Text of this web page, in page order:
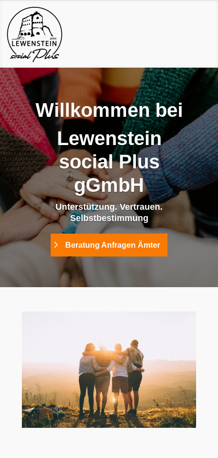
Willkommen bei
Lewenstein
social Plus
gGmbH
Unterstützung. Vertrauen.
Selbstbestimmung
Beratung Anfragen Ämter